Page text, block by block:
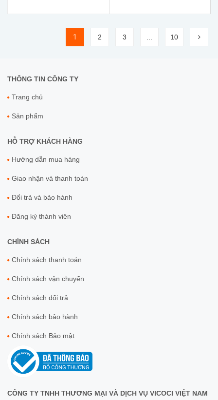
1 2 3 ... 10
THÔNG TIN CÔNG TY
Trang chủ
Sản phẩm
HỖ TRỢ KHÁCH HÀNG
Hướng dẫn mua hàng
Giao nhận và thanh toán
Đổi trả và bảo hành
Đăng ký thành viên
CHÍNH SÁCH
Chính sách thanh toán
Chính sách vận chuyển
Chính sách đổi trả
Chính sách bảo hành
Chính sách Bảo mật
CÔNG TY TNHH THƯƠNG MẠI VÀ DỊCH VỤ VICOCI VIỆT NAM